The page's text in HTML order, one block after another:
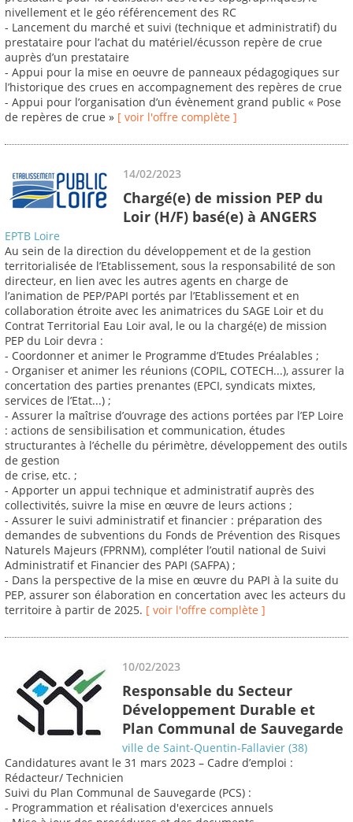
nivellement et le géo référencement des RC
- Lancement du marché et suivi (technique et administratif) du
prestataire pour l’achat du matériel/écusson repère de crue
auprès d’un prestataire
- Appui pour la mise en oeuvre de panneaux pédagogiques sur
l’historique des crues en accompagnement des repères de crue
- Appui pour l’organisation d’un évènement grand public « Pose
de repères de crue » [ voir l'offre complète ]
14/02/2023
Chargé(e) de mission PEP du
Loir (H/F) basé(e) à ANGERS
EPTB Loire
Au sein de la direction du développement et de la gestion
territorialisée de l’Etablissement, sous la responsabilité de son
directeur, en lien avec les autres agents en charge de
l’animation de PEP/PAPI portés par l’Etablissement et en
collaboration étroite avec les animatrices du SAGE Loir et du
Contrat Territorial Eau Loir aval, le ou la chargé(e) de mission
PEP du Loir devra :
- Coordonner et animer le Programme d’Etudes Préalables ;
- Organiser et animer les réunions (COPIL, COTECH...), assurer la
concertation des parties prenantes (EPCI, syndicats mixtes,
services de l’Etat...) ;
- Assurer la maîtrise d’ouvrage des actions portées par l’EP Loire
: actions de sensibilisation et communication, études
structurantes à l’échelle du périmètre, développement des outils
de gestion
de crise, etc. ;
- Apporter un appui technique et administratif auprès des
collectivités, suivre la mise en œuvre de leurs actions ;
- Assurer le suivi administratif et financier : préparation des
demandes de subventions du Fonds de Prévention des Risques
Naturels Majeurs (FPRNM), compléter l’outil national de Suivi
Administratif et Financier des PAPI (SAFPA) ;
- Dans la perspective de la mise en œuvre du PAPI à la suite du
PEP, assurer son élaboration en concertation avec les acteurs du
territoire à partir de 2025. [ voir l'offre complète ]
10/02/2023
Responsable du Secteur
Développement Durable et
Plan Communal de Sauvegarde
ville de Saint-Quentin-Fallavier (38)
Candidatures avant le 31 mars 2023 – Cadre d’emploi :
Rédacteur/ Technicien
Suivi du Plan Communal de Sauvegarde (PCS) :
- Programmation et réalisation d'exercices annuels